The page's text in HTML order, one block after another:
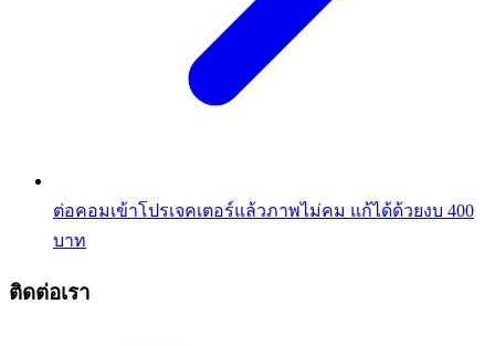
ต่อคอมเข้าโปรเจคเตอร์แล้วภาพไม่คม แก้ได้ด้วยงบ 400
บาท
ติดต่อเรา